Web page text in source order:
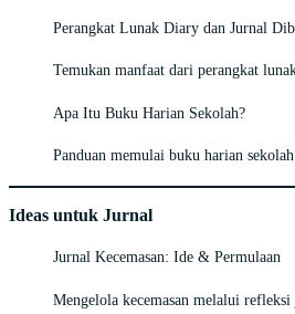
Perangkat Lunak Diary dan Jurnal
Temukan manfaat dari perangkat
Apa Itu Buku Harian Sekolah?
Panduan memulai buku harian
Ideas untuk Jurnal
Jurnal Kecemasan: Ide & Permulaan
Mengelola kecemasan melalui